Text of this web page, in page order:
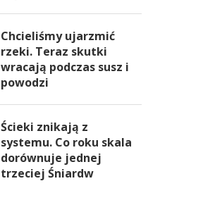
Chcieliśmy ujarzmić
rzeki. Teraz skutki
wracają podczas susz i
powodzi
Ścieki znikają z
systemu. Co roku skala
dorównuje jednej
trzeciej Śniardw